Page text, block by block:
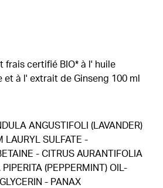
frais certifié BIO* à l' huile
à l' extrait de Ginseng 100 ml
ANGUSTIFOLI (LAVANDER)
LAURYL SULFATE -
- CITRUS AURANTIFOLIA
(PEPPERMINT) OIL-
- PANAX